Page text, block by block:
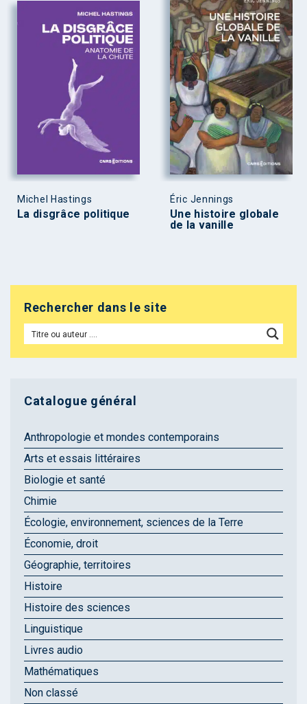
Michel Hastings
La disgrâce politique
Éric Jennings
Une histoire globale
de la vanille
Rechercher dans le site
Catalogue général
Anthropologie et mondes contemporains
Arts et essais littéraires
Biologie et santé
Chimie
Écologie, environnement, sciences de la Terre
Économie, droit
Géographie, territoires
Histoire
Histoire des sciences
Linguistique
Livres audio
Mathématiques
Non classé